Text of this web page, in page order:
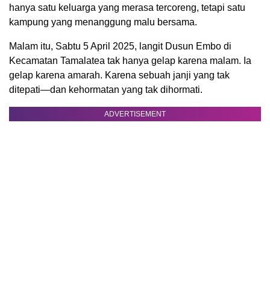
hanya satu keluarga yang merasa tercoreng, tetapi satu
kampung yang menanggung malu bersama.
Malam itu, Sabtu 5 April 2025, langit Dusun Embo di
Kecamatan Tamalatea tak hanya gelap karena malam. Ia
gelap karena amarah. Karena sebuah janji yang tak
ditepati—dan kehormatan yang tak dihormati.
ADVERTISEMENT